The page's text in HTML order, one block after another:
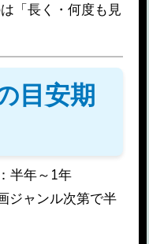
「長く・何度も見
目安期
半年～1年
ジャンル次第で半